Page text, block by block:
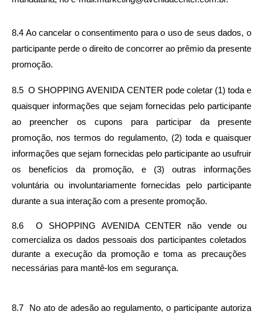
8.4 Ao cancelar o consentimento para o uso de seus dados, o
participante perde o direito de concorrer ao prêmio da presente
promoção.
8.5  O SHOPPING AVENIDA CENTER pode coletar (1) toda e
quaisquer informações que sejam fornecidas pelo participante
ao preencher os cupons para participar da presente
promoção, nos termos do regulamento, (2) toda e quaisquer
informações que sejam fornecidas pelo participante ao usufruir
os benefícios da promoção, e (3) outras informações
voluntária ou involuntariamente fornecidas pelo participante
durante a sua interação com a presente promoção.
8.6  O SHOPPING AVENIDA CENTER não vende ou
comercializa os dados pessoais dos participantes coletados
durante a execução da promoção e toma as precauções
necessárias para mantê-los em segurança.
8.7  No ato de adesão ao regulamento, o participante autoriza